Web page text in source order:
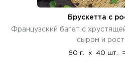
Брускетта с
Французский багет с
сыром и
60 г. x 40 шт.